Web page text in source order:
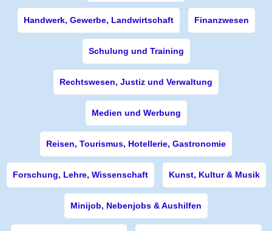
Handwerk, Gewerbe, Landwirtschaft Finanzwesen
Schulung und Training
Rechtswesen, Justiz und Verwaltung
Medien und Werbung
Reisen, Tourismus, Hotellerie, Gastronomie
Forschung, Lehre, Wissenschaft Kunst, Kultur & Musik
Minijob, Nebenjobs & Aushilfen